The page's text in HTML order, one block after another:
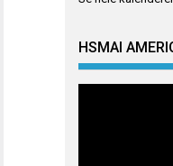
HSMAI